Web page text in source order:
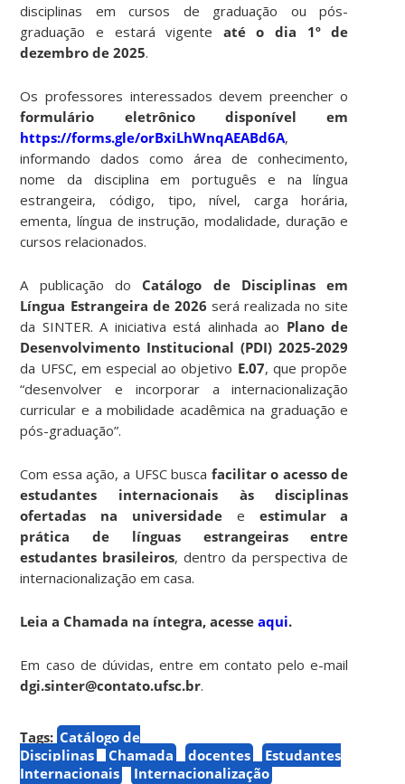
disciplinas em cursos de graduação ou pós-
graduação e estará vigente até o dia 1º de
dezembro de 2025.
Os professores interessados devem preencher o
formulário eletrônico disponível em
https://forms.gle/orBxiLhWnqAEABd6A,
informando dados como área de conhecimento,
nome da disciplina em português e na língua
estrangeira, código, tipo, nível, carga horária,
ementa, língua de instrução, modalidade, duração e
cursos relacionados.
A publicação do Catálogo de Disciplinas em
Língua Estrangeira de 2026 será realizada no site
da SINTER. A iniciativa está alinhada ao Plano de
Desenvolvimento Institucional (PDI) 2025-2029
da UFSC, em especial ao objetivo E.07, que propõe
“desenvolver e incorporar a internacionalização
curricular e a mobilidade acadêmica na graduação e
pós-graduação”.
Com essa ação, a UFSC busca facilitar o acesso de
estudantes internacionais às disciplinas
ofertadas na universidadee estimular a
prática de línguas estrangeiras entre
estudantes brasileiros, dentro da perspectiva de
internacionalização em casa.
Leia a Chamada na íntegra, acesseaqui.
Em caso de dúvidas, entre em contato pelo e-mail
dgi.sinter@contato.ufsc.br.
Tags: Catálogo de
Disciplinas
Chamada docentes
Estudantes
Internacionais
Internacionalização